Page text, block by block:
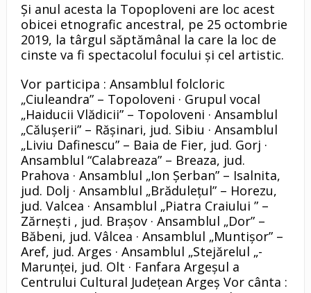
Și anul acesta la Topoploveni are loc acest
obicei etnografic ancestral, pe 25 octombrie
2019, la târgul săptămânal la care la loc de
cinste va fi spectacolul focului și cel artistic.
Vor participa : Ansamblul folcloric
„Ciuleandra” – Topoloveni · Grupul vocal
„Haiducii Vlădicii” – Topoloveni · Ansamblul
„Călușerii” – Rășinari, jud. Sibiu · Ansamblul
„Liviu Dafinescu” – Baia de Fier, jud. Gorj ·
Ansamblul “Calabreaza” – Breaza, jud.
Prahova · Ansamblul „Ion Șerban” – Isalnita,
jud. Dolj · Ansamblul „Brădulețul” – Horezu,
jud. Valcea · Ansamblul „Piatra Craiului ” –
Zărnești , jud. Brașov · Ansamblul „Dor” –
Băbeni, jud. Vâlcea · Ansamblul „Muntișor” –
Aref, jud. Arges · Ansamblul „Stejărelul „-
Marunței, jud. Olt · Fanfara Argeșul a
Centrului Cultural Județean Argeș Vor cânta :